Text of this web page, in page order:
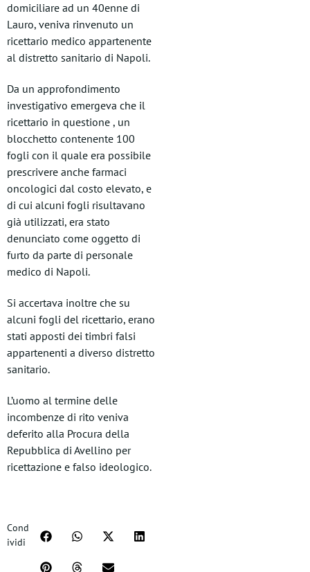
domiciliare ad un 40enne di
Lauro, veniva rinvenuto un
ricettario medico appartenente
al distretto sanitario di Napoli.
Da un approfondimento
investigativo emergeva che il
ricettario in questione , un
blocchetto contenente 100
fogli con il quale era possibile
prescrivere anche farmaci
oncologici dal costo elevato, e
di cui alcuni fogli risultavano
già utilizzati, era stato
denunciato come oggetto di
furto da parte di personale
medico di Napoli.
Si accertava inoltre che su
alcuni fogli del ricettario, erano
stati apposti dei timbri falsi
appartenenti a diverso distretto
sanitario.
L’uomo al termine delle
incombenze di rito veniva
deferito alla Procura della
Repubblica di Avellino per
ricettazione e falso ideologico.
Cond
ividi